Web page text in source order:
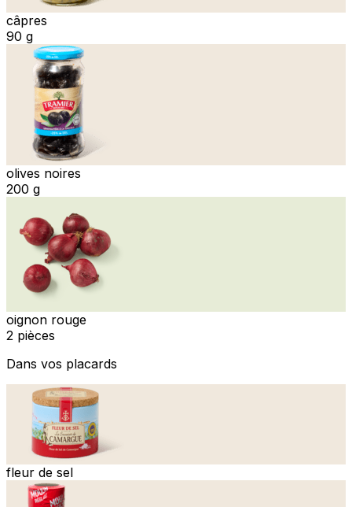
câpres
90 g
olives noires
200 g
oignon rouge
2 pièces
Dans vos placards
fleur de sel